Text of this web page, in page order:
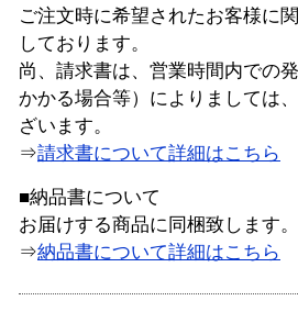
ご注文時に希望されたお客様に
しております。
尚、請求書は、営業時間内での
かかる場合等）によりましては
ざいます。
⇒請求書について詳細はこちら
■納品書について
お届けする商品に同梱致します。
⇒納品書について詳細はこちら